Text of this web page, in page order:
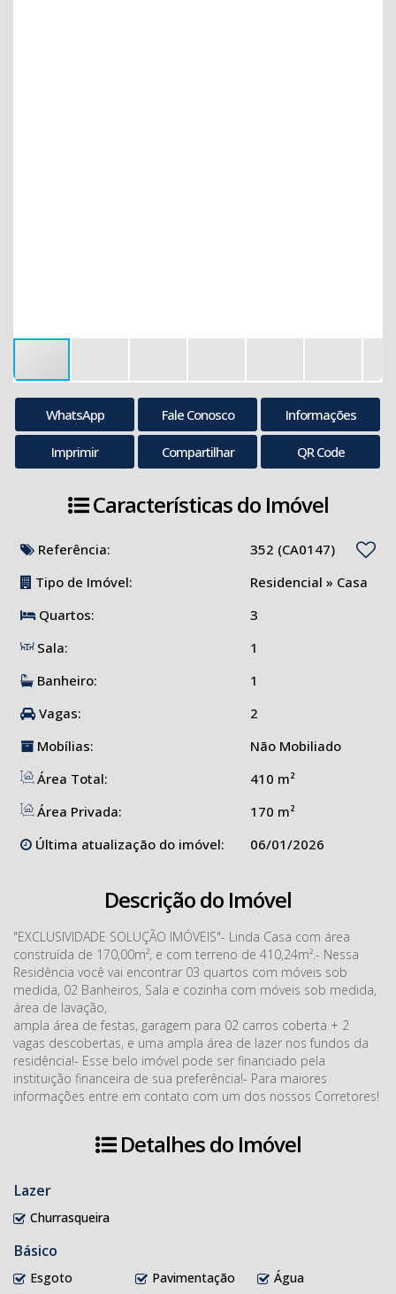
WhatsApp Fale Conosco Informações
Imprimir Compartilhar QR Code
Características do Imóvel
Referência: 352 (CA0147)
Tipo de Imóvel:
Residencial » Casa
Quartos:
3
Sala:
1
Banheiro:
1
Vagas:
2
Mobílias:
Não Mobiliado
Área Total:
410 m²
Área Privada:
170 m²
Última atualização do imóvel:
06/01/2026
Descrição do Imóvel
"EXCLUSIVIDADE SOLUÇÃO IMÓVEIS"- Linda Casa com área
construída de 170,00m², e com terreno de 410,24m².- Nessa
Residência você vai encontrar 03 quartos com móveis sob
medida, 02 Banheiros, Sala e cozinha com móveis sob medida,
área de lavação,
ampla área de festas, garagem para 02 carros coberta + 2
vagas descobertas, e uma ampla área de lazer nos fundos da
residência!- Esse belo imóvel pode ser financiado pela
instituição financeira de sua preferência!- Para maiores
informações entre em contato com um dos nossos Corretores!
Detalhes do Imóvel
Lazer
Churrasqueira
Básico
Esgoto Pavimentação Água